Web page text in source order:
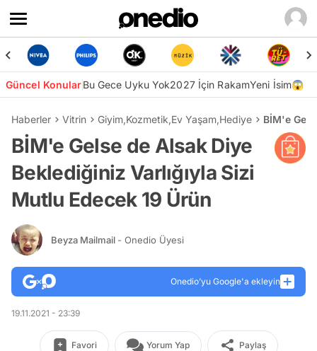
Güncel KonularBu Gece Uyku Yok2027 İçin RakamYeni İsim😱
Haberler Vitrin Giyim,Kozmetik,Ev Yaşam,Hediye BİM'e
BİM'e Gelse de Alsak Diye
Beklediğiniz Varlığıyla Sizi
Mutlu Edecek 19 Ürün
Beyza Mailmail - Onedio Üyesi
Onedio’yu Google'a ekleyin
19.11.2021 - 23:39
Favori Yorum Yap Paylaş